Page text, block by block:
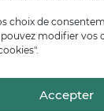
choix de
modifier vos
Accepter